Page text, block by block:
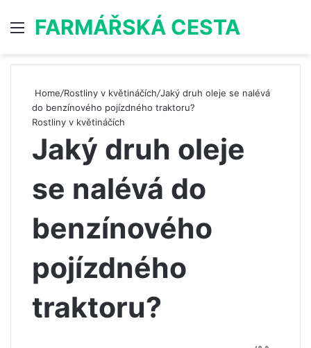
Menu
FARMÁŘSKÁ CESTA
Home/Rostliny v květináčích/Jaký druh oleje se nalévá
do benzínového pojízdného traktoru?
Rostliny v květináčích
Jaký druh oleje
se nalévá do
benzínového
pojízdného
traktoru?